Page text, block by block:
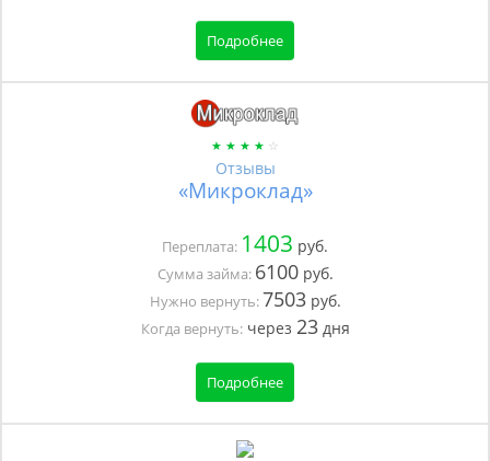
Подробнее
Отзывы
«Микроклад»
Переплата: 1403 руб.
Сумма займа: 6100руб.
Нужно вернуть:7503руб.
Когда вернуть:через 23дня
Подробнее